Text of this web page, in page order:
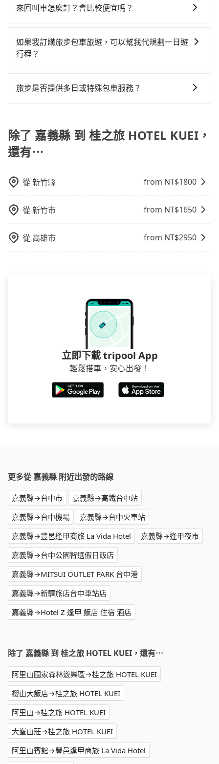
繞路。但如果全程使用tripool並到府專車接送，則每人
更會額外浪費45分鐘在轉乘與等車上，現在還不馬上來
預約tripool！如果你是三人以下要乘車，也可參考
或九人座可供選擇，而且無人租車最令人詬病的就是車
樣。另外，偶爾也會遇到明明已經預約了時間但上一位
用戶卻遲遲尚未歸還，又或者要還車時卻偏偏找不到停
使用時還是有其區域的限制，實際可停靠的地點與你的
宜，但當你們人數超過四位時，叫兩輛計程車的費用就
如有新生兒需要0~1歲的嬰兒後向汽座，可先向客服人員
服務，可直接線上輸入上下車地點或地址，三秒內即可
簡訊以及電子郵件確認信，如此就完成預約了，而司機
與車輛的詳細資料，將於乘車前一晚八點透過SMS和
價，如臨時需要，前一天傍晚五點前仍會收單，最遲如
來回叫車怎麼訂？會比較便宜嗎？
趟車的資訊，所以如果需要來回叫車，請分兩筆訂單預
定。至於價格已經市場最優惠，並無特別針對來回車趟
如果我訂購旅步包車旅遊，可以幫我代規劃一日遊
行程？
時還沒有規劃行程的服務。
旅步是否提供多日或特殊包車服務？
除了 嘉義縣 到 桂之旅 HOTEL KUEI，
還有⋯
從新竹縣 from NT$1800
從新竹市 from NT$1650
從 高雄市 from NT$2950
立即下載 tripool App
輕鬆搭車，安心出發！
更多從 嘉義縣 附近出發的路線
嘉義縣→台中市
嘉義縣→高鐵台中站
嘉義縣→台中機場
嘉義縣→台中火車站
嘉義縣→豐邑逢甲商旅 La Vida Hotel
嘉義縣→逢甲夜市
嘉義縣→台中公園智選假日飯店
嘉義縣→MITSUI OUTLET PARK 台中港
嘉義縣→新驛旅店台中車站店
嘉義縣→Hotel Z 逢甲 飯店 住宿 酒店
除了 嘉義縣 到 桂之旅 HOTEL KUEI，還有⋯
阿里山國家森林遊樂區→桂之旅 HOTEL KUEI
櫻山大飯店→桂之旅 HOTEL KUEI
阿里山→桂之旅 HOTEL KUEI
大峯山莊→桂之旅 HOTEL KUEI
阿里山賓館→豐邑逢甲商旅 La Vida Hotel